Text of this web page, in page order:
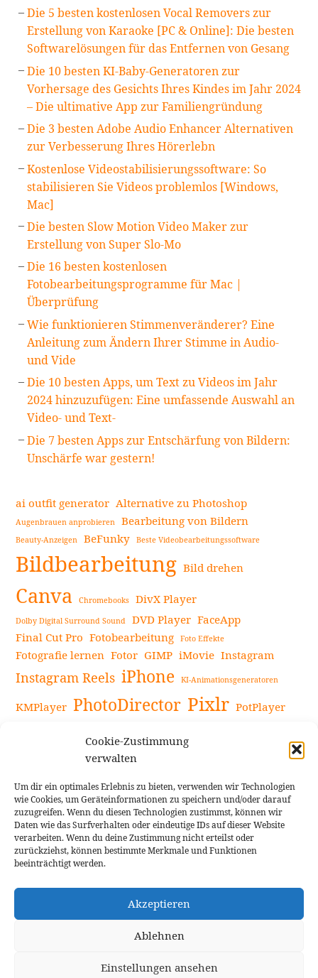
Cookie-Zustimmung
verwalten
Um dir ein optimales Erlebnis zu bieten, verwenden wir Technologien
wie Cookies, um Geräteinformationen zu speichern und/oder darauf
zuzugreifen. Wenn du diesen Technologien zustimmst, können wir
Daten wie das Surfverhalten oder eindeutige IDs auf dieser Website
verarbeiten. Wenn du deine Zustimmung nicht erteilst oder
zurückziehst, können bestimmte Merkmale und Funktionen
beeinträchtigt werden.
Akzeptieren
Ablehnen
Einstellungen ansehen
Die 5 besten kostenlosen Vocal Removers zur
Erstellung von Karaoke [PC & Online]: Die besten
Softwarelösungen für das Entfernen von Gesang
Die 10 besten KI-Baby-Generatoren zur
Vorhersage des Gesichts Ihres Kindes im Jahr 2024
– Die ultimative App zur Familiengründung
Die 3 besten Adobe Audio Enhancer Alternativen
zur Verbesserung Ihres Hörerlebn
Kostenlose Videostabilisierungssoftware: So
stabilisieren Sie Videos problemlos [Windows,
Mac]
Die besten Slow Motion Video Maker zur
Erstellung von Super Slo-Mo
Die 16 besten kostenlosen
Fotobearbeitungsprogramme für Mac |
Überprüfung
Wie funktionieren Stimmenveränderer? Eine
Anleitung zum Ändern Ihrer Stimme in Audio-
und Vide
Die 10 besten Apps, um Text zu Videos im Jahr
2024 hinzuzufügen: Eine umfassende Auswahl an
Video- und Text-
Die 7 besten Apps zur Entschärfung von Bildern:
Unschärfe war gestern!
ai outfit generator Alternative zu Photoshop
Augenbrauen anprobieren Bearbeitung von Bildern
Beauty-Anzeigen BeFunky Beste Videobearbeitungssoftware
Bildbearbeitung Bild drehen
Canva Chromebooks DivX Player
Dolby Digital Surround Sound DVD Player FaceApp
Final Cut Pro Fotobearbeitung Foto Effekte
Fotografie lernen Fotor GIMP iMovie Instagram
Instagram Reels iPhone KI-Animationsgeneratoren
KMPlayer PhotoDirector Pixlr PotPlayer
Snapseed
Videoaufnahmen Tipps Videobearbeitung
Videoeffekte Vlogit YouTube-Kanal YouTube-Videos
Cookie Richtlinie
Impressum
Theme: Rindby vonFlorian Brinkmann